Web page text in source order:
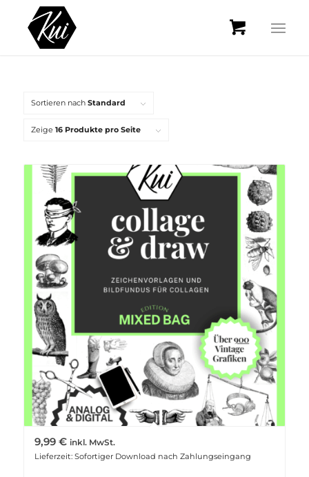
Sortieren nach Standard
Zeige 16 Produkte pro Seite
9,99 € inkl. MwSt.
Lieferzeit: Sofortiger Download nach Zahlungseingang